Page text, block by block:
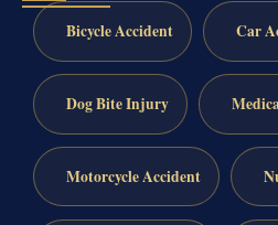
Bicycle Accident Car
Dog Bite Injury
Motorcycle Accident